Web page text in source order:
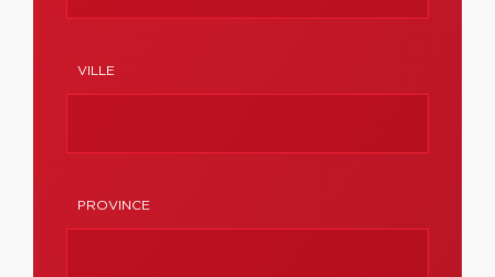
VILLE
PROVINCE